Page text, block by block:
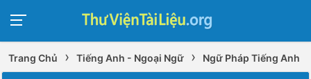
Trang Chủ › Tiếng Anh - Ngoại Ngữ › Ngữ Pháp Tiếng Anh